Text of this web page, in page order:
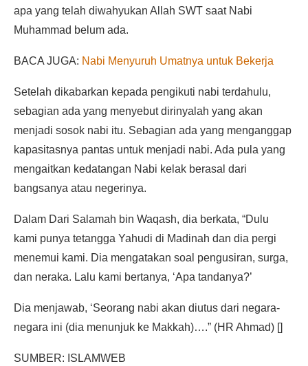
apa yang telah diwahyukan Allah SWT saat Nabi
Muhammad belum ada.
BACA JUGA: Nabi Menyuruh Umatnya untuk Bekerja
Setelah dikabarkan kepada pengikuti nabi terdahulu,
sebagian ada yang menyebut dirinyalah yang akan
menjadi sosok nabi itu. Sebagian ada yang menganggap
kapasitasnya pantas untuk menjadi nabi. Ada pula yang
mengaitkan kedatangan Nabi kelak berasal dari
bangsanya atau negerinya.
Dalam Dari Salamah bin Waqash, dia berkata, “Dulu
kami punya tetangga Yahudi di Madinah dan dia pergi
menemui kami. Dia mengatakan soal pengusiran, surga,
dan neraka. Lalu kami bertanya, ‘Apa tandanya?’
Dia menjawab, ‘Seorang nabi akan diutus dari negara-
negara ini (dia menunjuk ke Makkah)….” (HR Ahmad) []
SUMBER: ISLAMWEB